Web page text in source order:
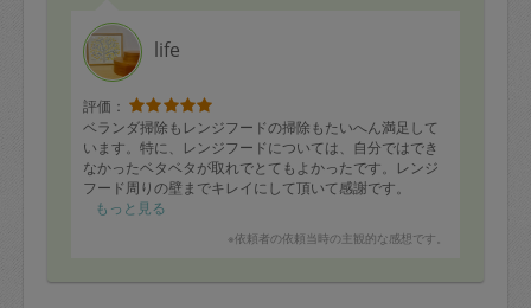
life
評価：
ベランダ掃除もレンジフードの掃除もたいへん満足して
います。特に、レンジフードについては、自分ではでき
なかったベタベタが取れでとてもよかったです。レンジ
フード周りの壁までキレイにして頂いて感謝です。
もっと見る
※依頼者の依頼当時の主観的な感想です。